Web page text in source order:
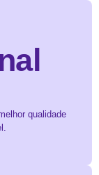
qualidade